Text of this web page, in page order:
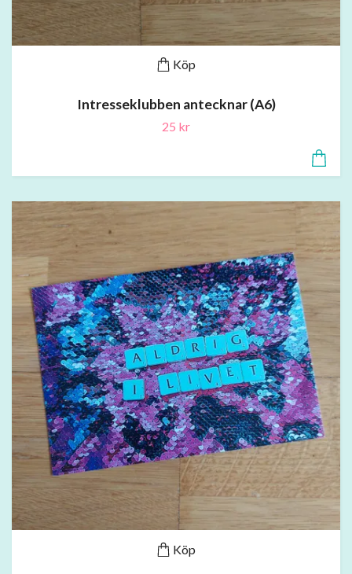
Köp
Intresseklubben antecknar (A6)
25 kr
Köp